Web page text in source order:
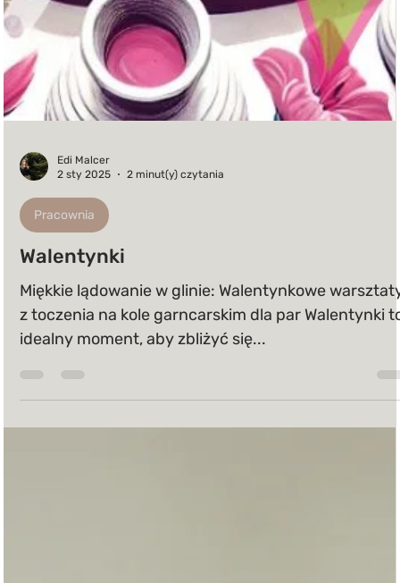
Edi Malcer
2 sty 2025
Pracownia
Walentynki
Miękkie lądowanie w glinie: Walentynkowe
z toczenia na kole garncarskim dla par Walentynki